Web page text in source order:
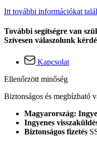
Itt további információkat
További segítségre van
Szívesen válaszolunk
Kapcsolat
Ellenőrzött minőség
Biztonságos és megbízható
Magyarország:
Ingyenes
Biztonságos fizetés